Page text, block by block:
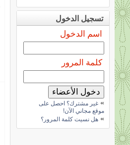
تسجيل الدخول
اسم الدخول
كلمة المرور
» غير مشترك؟ احصل على
موقع مجاني الآن!
» هل نسيت كلمة المرور؟